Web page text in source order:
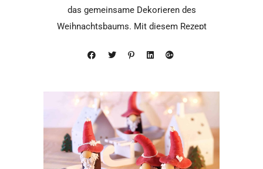
das gemeinsame Dekorieren des
Weihnachtsbaums. Mit diesem Rezept